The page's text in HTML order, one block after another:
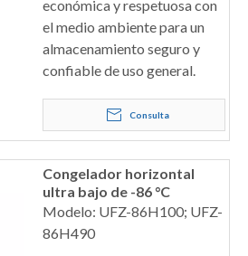
económica y respetuosa con
el medio ambiente para un
almacenamiento seguro y
confiable de uso general.
Consulta
Congelador horizontal
ultra bajo de -86 °C
Modelo: UFZ-86H100; UFZ-
86H490